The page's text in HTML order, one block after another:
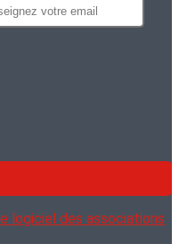
logiciel des associations